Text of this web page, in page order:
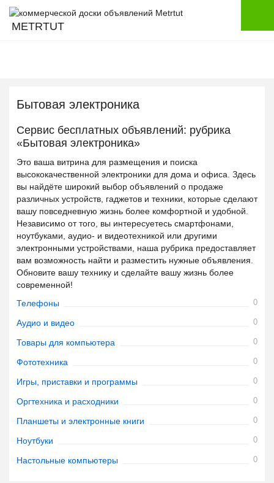
METRTUT
Бытовая электроника
Сервис бесплатных объявлений: рубрика
«Бытовая электроника»
Это ваша витрина для размещения и поиска
высококачественной электроники для дома и офиса. Здесь
вы найдёте широкий выбор объявлений о продаже
различных устройств, гаджетов и техники, которые сделают
вашу повседневную жизнь более комфортной и удобной.
Независимо от того, вы интересуетесь смартфонами,
ноутбуками, аудио- и видеотехникой или другими
электронными устройствами, наша рубрика предоставляет
вам возможность найти и разместить нужные объявления.
Обновите вашу технику и сделайте вашу жизнь более
современной!
Телефоны
0
Аудио и видео 0
Товары для компьютера 0
Фототехника 0
Игры, приставки и программы 0
Оргтехника и расходники 0
Планшеты и электронные книги 0
Ноутбуки 0
Настольные компьютеры 0